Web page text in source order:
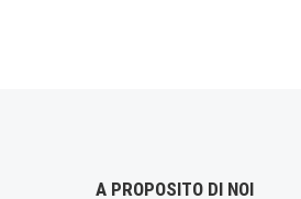
A PROPOSITO DI NOI